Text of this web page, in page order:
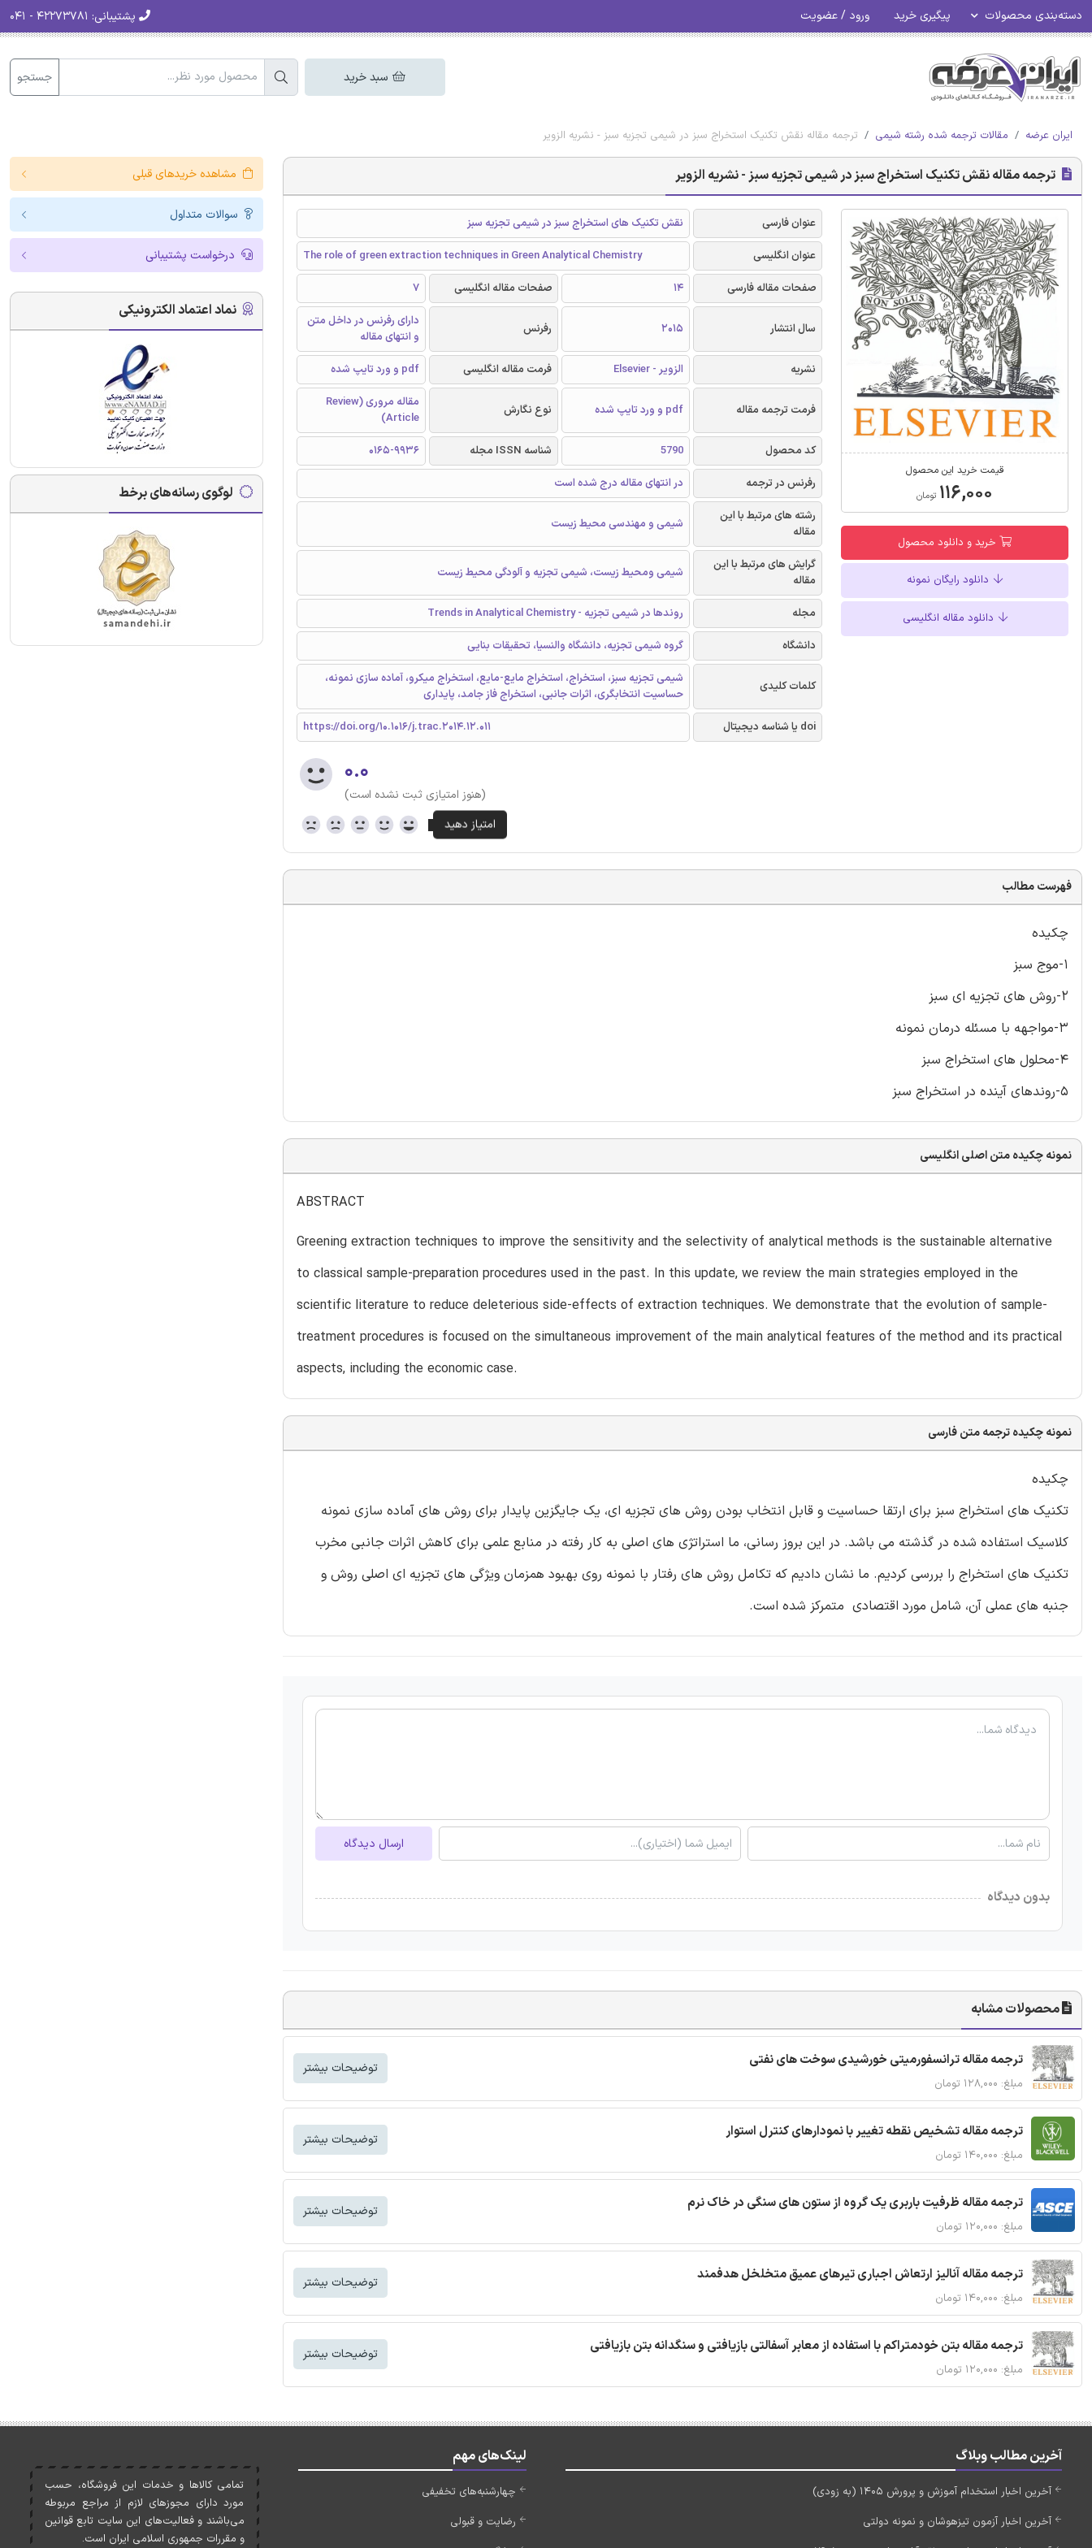
دسته‌بندی محصولات پیگیری خرید ورود / عضویت پشتیبانی:
سبد خرید جستجو
ایران عرضه مقالات ترجمه شده رشته شیمی ترجمه مقاله نقش تکنیک استخراج سبز در شیمی تجزیه سبز - نشریه الزویر
ترجمه مقاله نقش تکنیک استخراج سبز در شیمی تجزیه سبز - نشریه الزویر
قیمت خرید این محصول
۱۱۶,۰۰۰ تومان
خرید و دانلود محصول
دانلود رایگان نمونه
دانلود مقاله انگلیسی
عنوان فارسی
نقش تکنیک های استخراج سبز در شیمی تجزیه سبز
عنوان انگلیسی
The role of green extraction techniques in Green Analytical Chemistry
صفحات مقاله فارسی
14 صفحات مقاله انگلیسی 7
سال انتشار 2015 رفرنس
دارای رفرنس در داخل متن
و انتهای مقاله
نشریه
الزویر - Elsevier فرمت مقاله انگلیسی pdf و ورد تایپ شده
فرمت ترجمه مقاله pdf و ورد تایپ شده نوع نگارش
مقاله مروری (Review
Article)
کد محصول
5790 شناسه ISSN مجله
0165-9936
رفرنس در ترجمه
در انتهای مقاله درج شده است
رشته های مرتبط با این
مقاله
شیمی و مهندسی محیط زیست
گرایش های مرتبط با این
مقاله
شیمی ومحیط زیست، شیمی تجزیه و آلودگی محیط زیست
مجله
روندها در شیمی تجزیه - Trends in Analytical Chemistry
دانشگاه
گروه شیمی تجزیه، دانشگاه والنسیا، تحقیقات بنایی
کلمات کلیدی
شیمی تجزیه سبز، استخراج، استخراج مایع-مایع، استخراج میکرو، آماده سازی نمونه،
حساسیت انتخابگری، اثرات جانبی، استخراج فاز جامد، پایداری
doi یا شناسه دیجیتال
https://doi.org/10.1016/j.trac.2014.12.011
۰.۰
(هنوز امتیازی ثبت نشده است)
فهرست مطالب
چکیده
1-موج سبز
2-روش های تجزیه ای سبز
3-مواجهه با مسئله درمان نمونه
4-محلول های استخراج سبز
5-روندهای آینده در استخراج سبز
نمونه چکیده متن اصلی انگلیسی
ABSTRACT
Greening extraction techniques to improve the sensitivity and the selectivity of analytical methods is the sustainable alternative
to classical sample-preparation procedures used in the past. In this update, we review the main strategies employed in the
scientific literature to reduce deleterious side-effects of extraction techniques. We demonstrate that the evolution of sample-
treatment procedures is focused on the simultaneous improvement of the main analytical features of the method and its practical
aspects, including the economic case.
نمونه چکیده ترجمه متن فارسی
چکیده
تکنیک های استخراج سبز برای ارتقا حساسیت و قابل انتخاب بودن روش های تجزیه ای، یک جایگزین پایدار برای روش های آماده سازی نمونه
کلاسیک استفاده شده در گذشته می باشد. در این بروز رسانی، ما استراتژی های اصلی به کار رفته در منابع علمی برای کاهش اثرات جانبی مخرب
تکنیک های استخراج را بررسی کردیم. ما نشان دادیم که تکامل روش های رفتار با نمونه روی بهبود همزمان ویژگی های تجزیه ای اصلی روش و
جنبه های عملی آن، شامل مورد اقتصادی متمرکز شده است.
ارسال دیدگاه
بدون دیدگاه
محصولات مشابه
ترجمه مقاله ترانسفورمیتی خورشیدی سوخت های نفتی
مبلغ: ۱۲۸,۰۰۰ تومان
توضیحات بیشتر
ترجمه مقاله تشخیص نقطه تغییر با نمودارهای کنترل استوار
مبلغ: ۱۴۰,۰۰۰ تومان
توضیحات بیشتر
ترجمه مقاله ظرفیت باربری یک گروه از ستون های سنگی در خاک نرم
مبلغ: ۱۲۰,۰۰۰ تومان
توضیحات بیشتر
ترجمه مقاله آنالیز ارتعاش اجباری تیرهای عمیق متخلخل هدفمند
مبلغ: ۱۴۰,۰۰۰ تومان
توضیحات بیشتر
ترجمه مقاله بتن خودمتراکم با استفاده از معابر آسفالتی بازیافتی و سنگدانه بتن بازیافتی
مبلغ: ۱۲۰,۰۰۰ تومان
توضیحات بیشتر
مشاهده خریدهای قبلی
سوالات متداول
درخواست پشتیبانی
نماد اعتماد الکترونیکی
لوگوی رسانه‌های برخط
آخرین مطالب وبلاگ
آخرین اخبار استخدام آموزش و پرورش 1405 (به زودی)
آخرین اخبار آزمون تیزهوشان و نمونه دولتی
لینک‌های مهم
چهارشنبه‌های تخفیفی
رضایت و قبولی
تمامی کالاها و خدمات اين فروشگاه، حسب
مورد دارای مجوزهای لازم از مراجع مربوطه
می‌باشند و فعاليت‌های اين سايت تابع قوانين
و مقررات جمهوری اسلامی ايران است.